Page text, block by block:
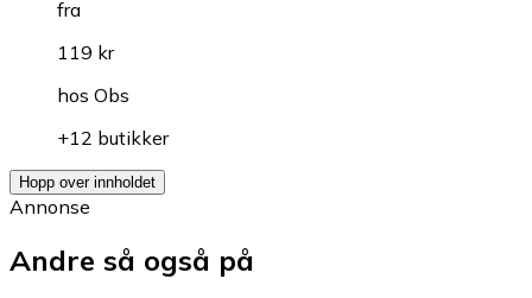
fra
119 kr
hos Obs
+12 butikker
Hopp over innholdet
Annonse
Andre så også på